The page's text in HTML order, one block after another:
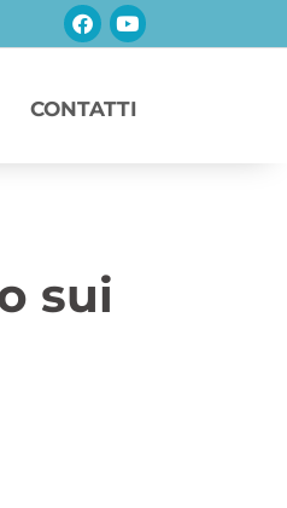
Facebook
Youtube
CONTATTI
sui